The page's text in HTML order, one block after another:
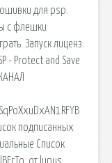
для psp.
с флешки
Запуск лиценз.
- Protect and Save
подписанных
Список
от lupus.